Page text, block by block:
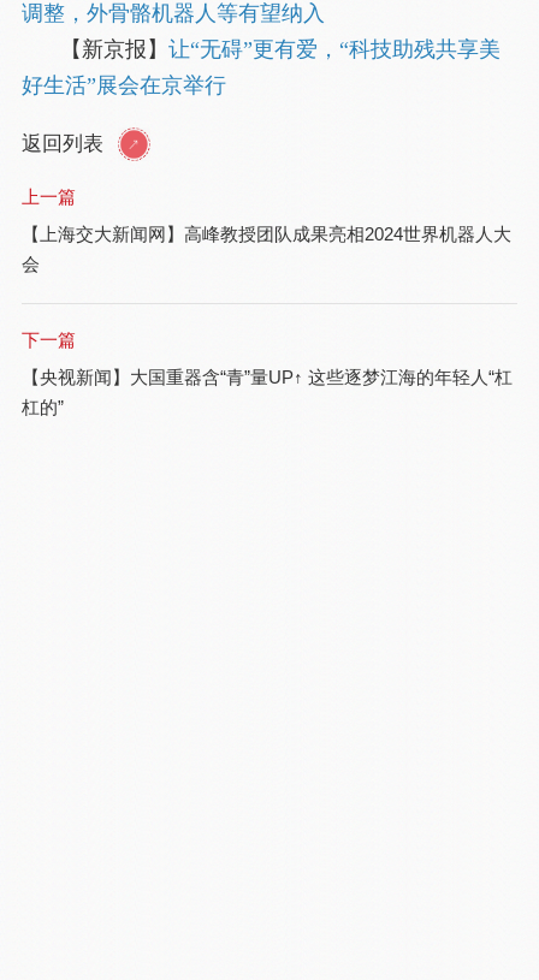
调整，外骨骼机器人等有望纳入
【新京报】让“无碍”更有爱，“科技助残共享美
好生活”展会在京举行
返回列表
上一篇
【上海交大新闻网】高峰教授团队成果亮相2024世界机器人大
会
下一篇
【央视新闻】大国重器含“青”量UP↑ 这些逐梦江海的年轻人“杠
杠的”